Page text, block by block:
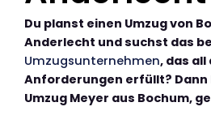
Du planst einen Umzug von
Anderlecht und suchst das
Umzugsunternehmen, das all
Anforderungen erfüllt? Dann
Umzug Meyer aus Bochum,